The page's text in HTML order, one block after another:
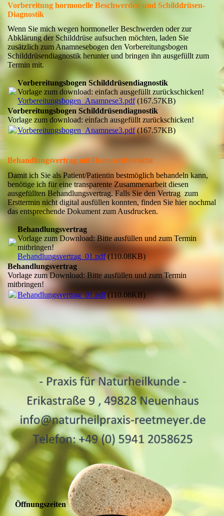
Vorbereitung hormonelle Beschwerden und Schilddrüsen-
Diagnostik
Wenn Sie mich wegen hormoneller Beschwerden oder zur
Abklärung der Schilddrüse aufsuchen möchten, laden Sie
zusätzlich zum Anamnesebogen den Vorbereitungsbogen
Schilddrüsendiagnostik herunter und bringen ihn ausgefüllt zum
Termin mit.
Vorbereitungsbogen Schilddrüsendiagnostik
Vorlage zum download: einfach ausgefüllt zurückschicken!
Vorbereitungsbogen_Anamnese3.pdf(167.57KB)
Vorbereitungsbogen Schilddrüsendiagnostik
Vorlage zum download: einfach ausgefüllt zurückschicken!
Vorbereitungsbogen_Anamnese3.pdf(167.57KB)
Behandlungsvertrag mit Honorarübersicht
Damit ich Sie als Patient/Patientin bestmöglich behandeln kann,
benötige ich für eine transparente Zusammenarbeit diesen
ausgefüllten Behandlungsvertrag. Falls Sie den Vertrag zum
Ersttermin nicht digital ausfüllen konnten, finden Sie hier nochmal
das entsprechende Dokument zum Ausdrucken.
Behandlungsvertrag
Vorlage zum Download: Bitte ausfüllen und zum Termin
mitbringen!
Behandlungsvertrag_01.pdf(110.08KB)
Behandlungsvertrag
Vorlage zum Download: Bitte ausfüllen und zum Termin
mitbringen!
Behandlungsvertrag_01.pdf(110.08KB)
Öffnungszeiten